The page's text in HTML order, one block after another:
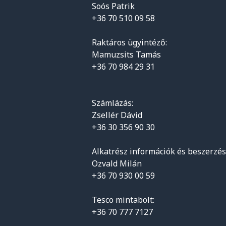
Soós Patrik
+36 70 510 09 58
Raktáros ügyintéző:
Mamuzsits Tamás
+36 70 984 29 31
Számlázás:
Zsellér Dávid
+36 30 356 90 30
Alkatrész információk és
Ozvald Milán
+36 70 930 00 59
Tesco mintabolt:
+36 70 777 7127